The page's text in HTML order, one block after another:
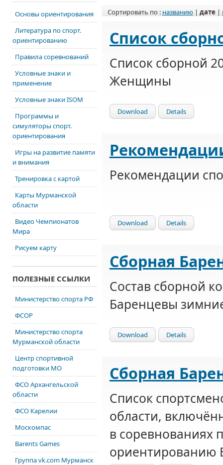
Сортировать по : названию| дате |
Список
Список сборной
Женщины
Download Details
Рекомендации
Download Details
Сборная
Состав сборной
Баренцевы
Download Details
Сборная
Список
области,
в соревнованиях
ориентированию
Основы ориентирования
Литература по спорт.
ориентированию
Правила соревнований
Условные знаки и
применение
Условные знаки ISOM
Программы и
симуляторы спорт.
ориентирования
Игры на развитие памяти
и внимания
Тренировка с картой
Карты Мурманской
области
Видео Чемпионатов
Мира
Рисуем карту
ПОЛЕЗНЫЕ ССЫЛКИ
Министерство спорта РФ
ФСОР
Министерство спорта
Мурманской области
Центр спортивной
подготовки МО
ФСО Архангельской
области
ФСО Карелии
Москомпас
Barents Games
Группа vk.com Мурманск